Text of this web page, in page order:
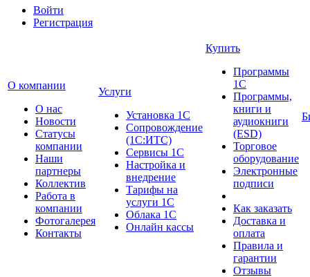
Войти
Регистрация
О компании
О нас
Новости
Cтатусы
компании
Наши
партнеры
Коллектив
Работа в
компании
Фотогалерея
Контакты
Услуги
Установка 1С
Сопровождение
(1С:ИТС)
Сервисы 1С
Настройка и
внедрение
Тарифы на
услуги 1С
Облака 1С
Онлайн кассы
Купить
Программы
1С
Программы,
книги и
аудиокниги
(ESD)
Торговое
оборудование
Электронные
подписи
Как заказать
Доставка и
оплата
Правила и
гарантии
Отзывы